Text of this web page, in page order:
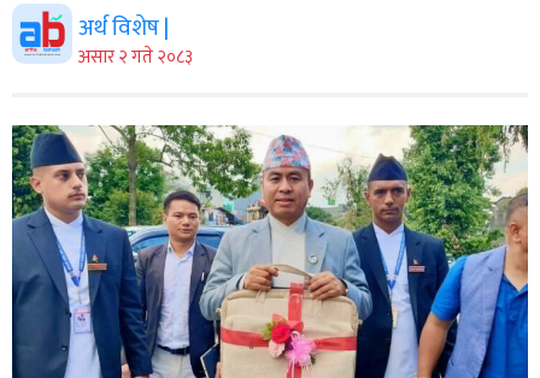
अर्थ विशेष |
असार २ गते २०८३